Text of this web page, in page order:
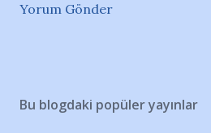
Yorum Gönder
Bu blogdaki popüler yayınlar